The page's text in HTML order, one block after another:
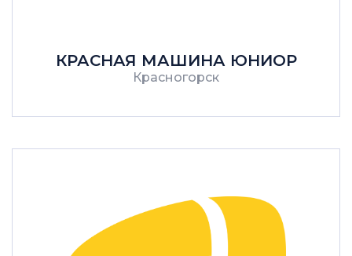
КРАСНАЯ МАШИНА ЮНИОР
Красногорск